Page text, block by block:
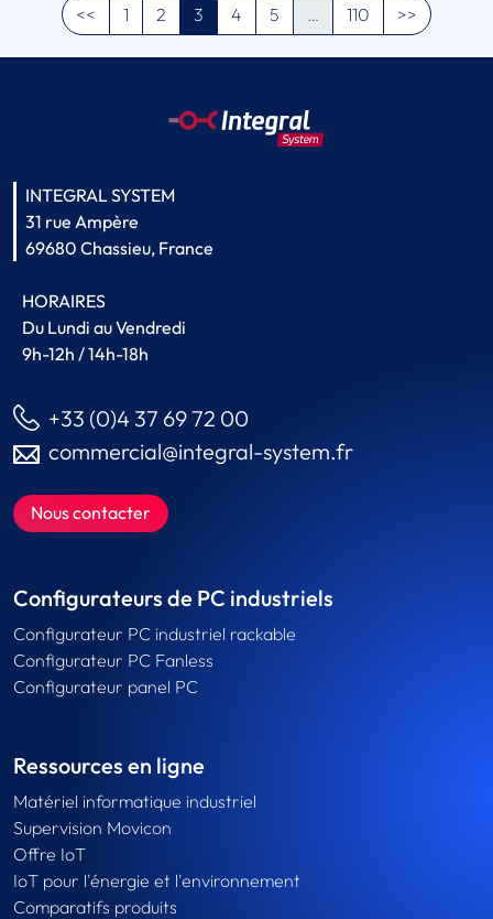
<< 1 2 3 4 5 … 110 >>
INTEGRAL SYSTEM
31 rue Ampère
69680 Chassieu, France
HORAIRES
Du Lundi au Vendredi
9h-12h / 14h-18h
+33 (0)4 37 69 72 00
commercial@integral-system.fr
Nous contacter
Configurateurs de PC industriels
Configurateur PC industriel rackable
Configurateur PC Fanless
Configurateur panel PC
Ressources en ligne
Matériel informatique industriel
Supervision Movicon
Offre IoT
IoT pour l'énergie et l'environnement
Comparatifs produits